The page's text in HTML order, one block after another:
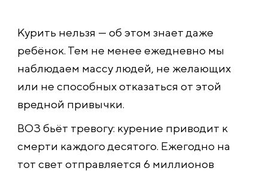
Курить нельзя — об этом знает даже
ребёнок. Тем не менее ежедневно мы
наблюдаем массу людей, не желающих
или не способных отказаться от этой
вредной привычки.
ВОЗ бьёт тревогу: курение приводит к
смерти каждого десятого. Ежегодно на
тот свет отправляется 6 миллионов